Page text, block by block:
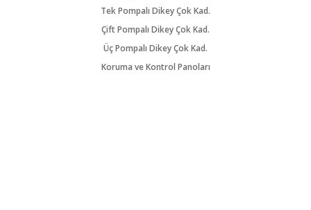
Tek Pompalı Dikey Çok Kad.
Çift Pompalı Dikey Çok Kad.
Üç Pompalı Dikey Çok Kad.
Koruma ve Kontrol Panoları